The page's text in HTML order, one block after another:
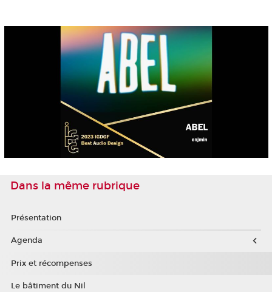
Dans la même rubrique
Présentation
Agenda
Prix et récompenses
Le bâtiment du Nil